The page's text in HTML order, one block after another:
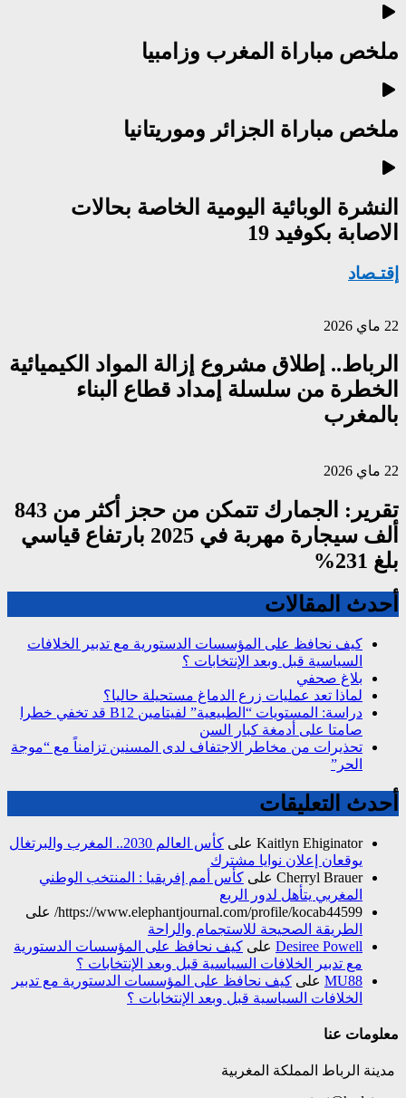
ملخص مباراة المغرب وزامبيا
ملخص مباراة الجزائر وموريتانيا
النشرة الوبائية اليومية الخاصة بحالات
الاصابة بكوفيد 19
إقتـصاد
22 ماي 2026
الرباط.. إطلاق مشروع إزالة المواد الكيميائية
الخطرة من سلسلة إمداد قطاع البناء
بالمغرب
22 ماي 2026
تقرير: الجمارك تتمكن من حجز أكثر من 843
ألف سيجارة مهربة في 2025 بارتفاع قياسي
بلغ 231%
أحدث المقالات
كيف نحافظ على المؤسسات الدستورية مع تدبير الخلافات
السياسية قبل وبعد الإنتخابات ؟
بلاغ صحفي
لماذا تعد عمليات زرع الدماغ مستحيلة حاليا؟
دراسة: المستويات “الطبيعية” لفيتامين B12 قد تخفي خطرا
صامتا على أدمغة كبار السن
تحذيرات من مخاطر الاجتفاف لدى المسنين تزامناً مع “موجة
الحر”
أحدث التعليقات
Kaitlyn Ehiginator على
كأس العالم 2030.. المغرب والبرتغال
يوقعان إعلان نوايا مشترك
Cherryl Brauer على كأس أمم إفريقيا : المنتخب الوطني
المغربي يتأهل لدور الربع
https://www.elephantjournal.com/profile/kocab44599/ على
الطريقة الصحيحة للاستجمام والراحة
Desiree Powell على كيف نحافظ على المؤسسات الدستورية
مع تدبير الخلافات السياسية قبل وبعد الإنتخابات ؟
MU88 على كيف نحافظ على المؤسسات الدستورية مع تدبير
الخلافات السياسية قبل وبعد الإنتخابات ؟
معلومات عنا
مدينة الرباط المملكة المغربية